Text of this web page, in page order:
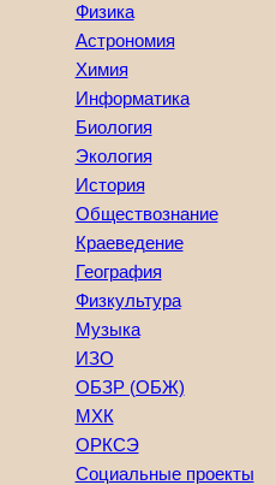
Физика
Астрономия
Химия
Информатика
Биология
Экология
История
Обществознание
Краеведение
География
Физкультура
Музыка
ИЗО
ОБЗР (ОБЖ)
МХК
ОРКСЭ
Социальные проекты